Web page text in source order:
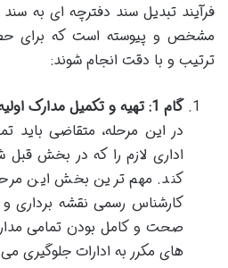
فرآیند تبدیل سند دفترچه ای به
مشخص و پیوسته است که برای
ترتیب و با دقت انجام شوند:
گام 1: تهیه و تکمیل مدارک اولیه (به ویژه نقشه UTM)
در این مرحله، متقاضی باید
اداری لازم را که در بخش قبل
کارشناس رسمی نقشه برداری
صحت و کامل بودن تمامی
های مکرر به ادارات جلوگیری